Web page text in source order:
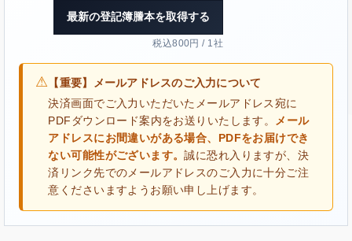
最新の登記簿謄本を取得する
税込800円 / 1社
⚠ 【重要】メールアドレスのご入力について
決済画面でご入力いただいたメールアドレス宛に
PDFダウンロード案内をお送りいたします。
メール
アドレスにお間違いがある場合、PDFをお届けでき
ない可能性がございます。誠に恐れ入りますが、決
済リンク先でのメールアドレスのご入力に十分ご注
意くださいますようお願い申し上げます。